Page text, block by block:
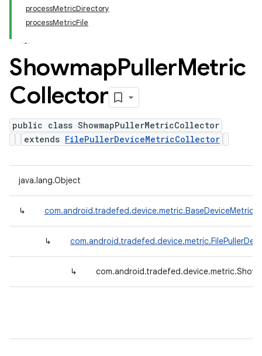
processMetricDirectory
processMetricFile
ShowmapPullerMetric
Collector
public class ShowmapPullerMetricCollector
extends FilePullerDeviceMetricCollector
java.lang.Object
↳
↳
↳